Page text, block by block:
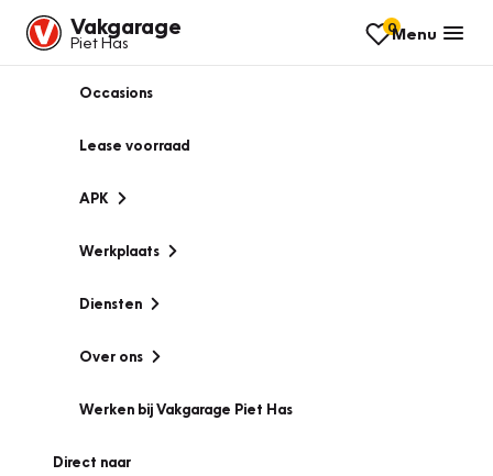
Vakgarage
Piet Has
0Menu
Occasions
Lease voorraad
APK
Werkplaats
Diensten
Over ons
Werken bij Vakgarage Piet Has
Direct naar